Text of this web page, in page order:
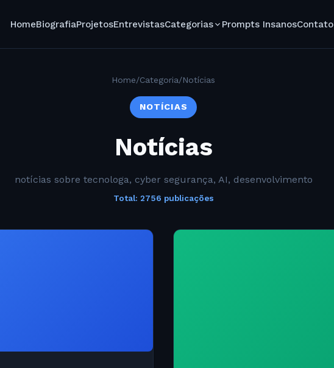
HomeBiografiaProjetosEntrevistasCategorias Prompts InsanosContato
Home/Categoria/Notícias
NOTÍCIAS
Notícias
notícias sobre tecnologa, cyber segurança, AI, desenvolvimento
Total: 2756 publicações